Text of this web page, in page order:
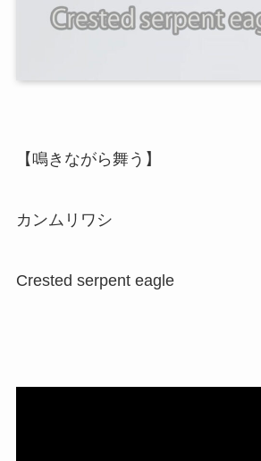
【鳴きながら舞う】
カンムリワシ
Crested serpent eagle